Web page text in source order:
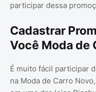
participar dessa
Cadastrar
Você Moda de
É muito fácil participar
na Moda de Carro